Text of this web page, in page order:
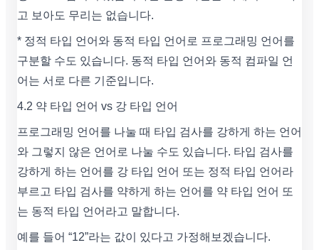
고 보아도 무리는 없습니다.
* 정적 타입 언어와 동적 타입 언어로 프로그래밍 언어를
구분할 수도 있습니다. 동적 타입 언어와 동적 컴파일 언
어는 서로 다른 기준입니다.
4.2 약 타입 언어 vs 강 타입 언어
프로그래밍 언어를 나눌 때 타입 검사를 강하게 하는 언어
와 그렇지 않은 언어로 나눌 수도 있습니다. 타입 검사를
강하게 하는 언어를 강 타입 언어 또는 정적 타입 언어라
부르고 타입 검사를 약하게 하는 언어를 약 타입 언어 또
는 동적 타입 언어라고 말합니다.
예를 들어 “12”라는 값이 있다고 가정해보겠습니다.